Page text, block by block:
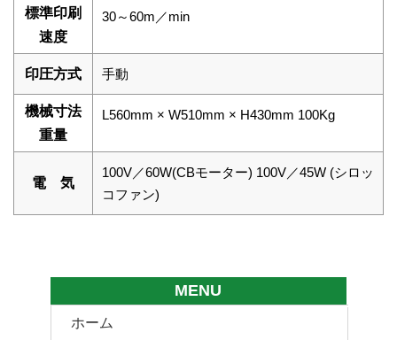
標準印刷
速度
30～60m／min
印圧方式 手動
機械寸法
重量
L560mm × W510mm × H430mm 100Kg
電 気
100V／60W(CBモーター) 100V／45W (シロッ
コファン)
MENU
ホーム